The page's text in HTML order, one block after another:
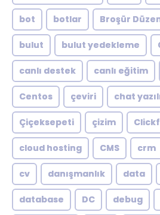
bot botlar Broşür
bulut bulut yedekleme
canlı destek canlı eğitim
Centos çeviri chat
Çiçeksepeti çizim
cloud hosting CMS crm
cv danışmanlık data
database DC debug